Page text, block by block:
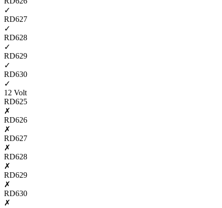
✓
RD627
✓
RD628
✓
RD629
✓
RD630
✓
12 Volt
RD625
✗
RD626
✗
RD627
✗
RD628
✗
RD629
✗
RD630
✗